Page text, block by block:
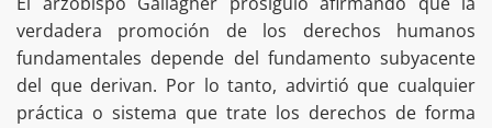
verdadera promoción de los derechos humanos
fundamentales depende del fundamento subyacente
del que derivan. Por lo tanto, advirtió que cualquier
práctica o sistema que trate los derechos de forma